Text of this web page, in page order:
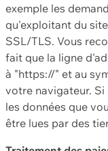
exemple les
qu'exploitant du
SSL/TLS. Vous
fait que la ligne
à "https://" et au
votre navigateur.
les données que
être lues par des